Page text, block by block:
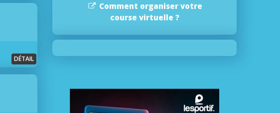
DÉTAIL
Comment organiser votre
course virtuelle ?